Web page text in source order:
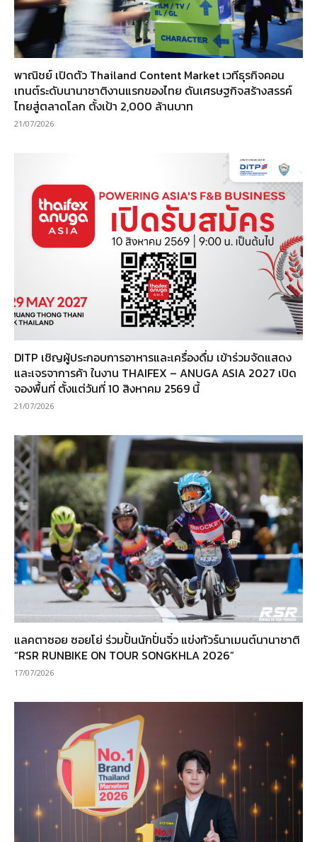
พาณิชย์ เปิดตัว Thailand Content Market เวทีธุรกิจคอน
เทนต์ระดับนานาชาติงานแรกของไทย ดันเศรษฐกิจสร้างสรรค์
ไทยสู่ตลาดโลก ตั้งเป้า 2,000 ล้านบาท
21/07/2026
DITP เชิญผู้ประกอบการอาหารและเครื่องดื่ม เข้าร่วมจัดแสดง
และเจรจาการค้า ในงาน THAIFEX – ANUGA ASIA 2027 เปิด
จองพื้นที่ ตั้งแต่วันที่ 10 สิงหาคม 2569 นี้
21/07/2026
แลคตาซอย ซอยโย่ ร่วมปั้นนักปั่นจิ๋ว แข่งทัวร์นาเมนต์นานาชาติ
“RSR RUNBIKE ON TOUR SONGKHLA 2026”
17/07/2026